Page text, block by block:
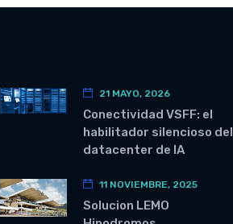
21 MAYO, 2026
Conectividad VSFF: el
habilitador silencioso del
datacenter de IA
11 NOVIEMBRE, 2025
Solucion LEMO